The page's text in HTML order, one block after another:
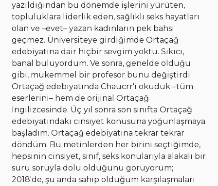
yazıldığından bu dönemde işlerini yürüten,
topluluklara liderlik eden, sağlıklı seks hayatları
olan ve –evet– yazan kadınların pek bahsi
geçmez. Üniversiteye girdiğimde Ortaçağ
edebiyatına dair hiçbir sevgim yoktu. Sıkıcı,
banal buluyordum. Ve sonra, genelde olduğu
gibi, mükemmel bir profesör bunu değiştirdi.
Ortaçağ edebiyatında Chaucrr'i okuduk –tüm
eserlerini– hem de orijinal Ortaçağ
İngilizcesinde. Üç yıl sonra son sınıfta Ortaçağ
edebiyatındaki cinsiyet konusuna yoğunlaşmaya
başladım. Ortaçağ edebiyatına tekrar tekrar
döndüm. Bu metinlerden her birini seçtiğimde,
hepsinin cinsiyet, sınıf, seks konularıyla alakalı bir
sürü soruyla dolu olduğunu görüyorum;
2018'de, şu anda sahip olduğum karşılaşmaları